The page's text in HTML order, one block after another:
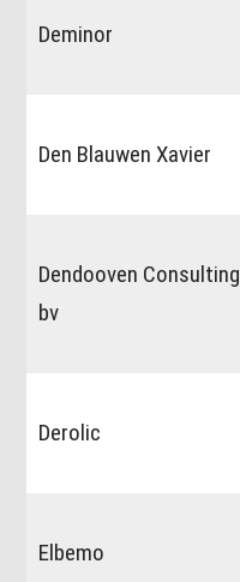
Deminor
Den Blauwen Xavier
Dendooven Consulting
bv
Derolic
Elbemo